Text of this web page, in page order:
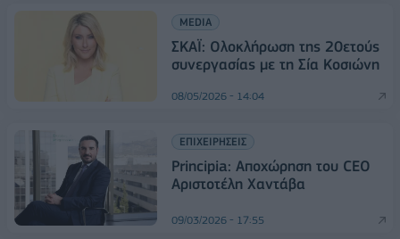
MEDIA
ΣΚΑΪ: Ολοκλήρωση της 20ετούς
συνεργασίας με τη Σία Κοσιώνη
08/05/2026 - 14:04
ΕΠΙΧΕΙΡΗΣΕΙΣ
Principia: Αποχώρηση του CEO
Αριστοτέλη Χαντάβα
09/03/2026 - 17:55